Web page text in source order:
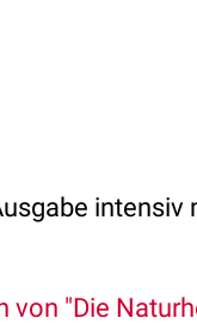
von "Die